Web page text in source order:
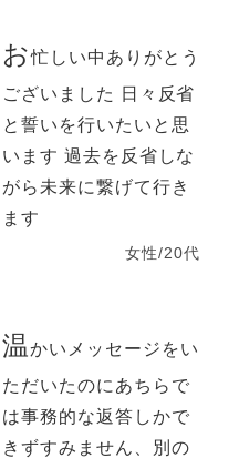
お忙しい中ありがとう
ございました 日々反省
と誓いを行いたいと思
います 過去を反省しな
がら未来に繋げて行き
ます
女性/20代
温かいメッセージをい
ただいたのにあちらで
は事務的な返答しかで
きずすみません、別の